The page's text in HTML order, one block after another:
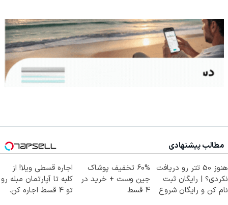
مطالب پیشنهادی
هنوز 50 تتر رو دریافت
نکردی؟ | رایگان ثبت
نام کن و رایگان شروع
60% تخفیف پوشاک
جین وست + خرید در
4 قسط
اجاره‌ قسطی ویلا! از
کلبه تا آپارتمان مبله رو
تو 4 قسط اجاره کن.